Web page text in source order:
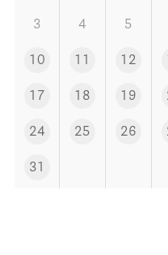
Patientenverfügung –
3 4 5
10 11 12
17 18 19
24 25 26
31